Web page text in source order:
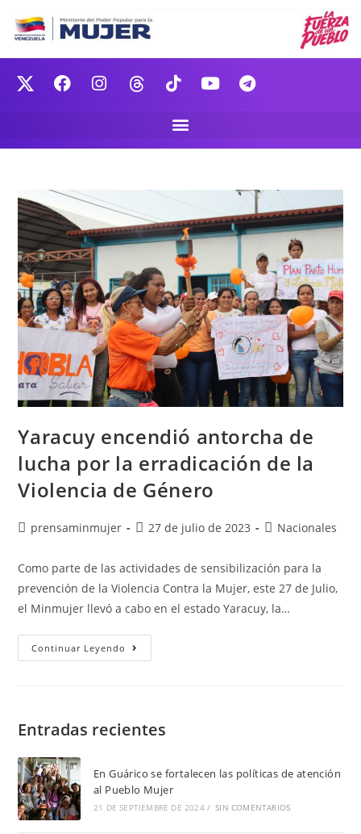
Yaracuy encendió antorcha de
lucha por la erradicación de la
Violencia de Género
prensaminmujer 27 de julio de 2023 Nacionales
Como parte de las actividades de sensibilización para la
prevención de la Violencia Contra la Mujer, este 27 de Julio,
el Minmujer llevó a cabo en el estado Yaracuy, la…
Continuar Leyendo
Entradas recientes
En Guárico se fortalecen las políticas de atención
al Pueblo Mujer
21 DE SEPTIEMBRE DE 2024 / SIN COMENTARIOS